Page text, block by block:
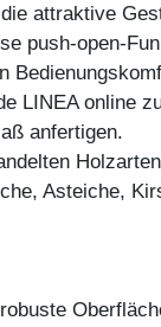
attraktive
push-open-
LINEA online
anfertigen.
Asteiche,